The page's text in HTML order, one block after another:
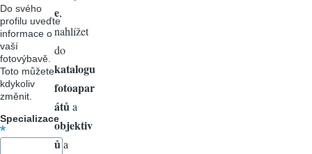
Do svého
profilu uveďte
informace o
vaší
fotovýbavě.
Toto můžete
kdykoliv
změnit.
Specializace
e,
nahlížet
do
katalogu
fotoapar
átů a
objektiv
ůa